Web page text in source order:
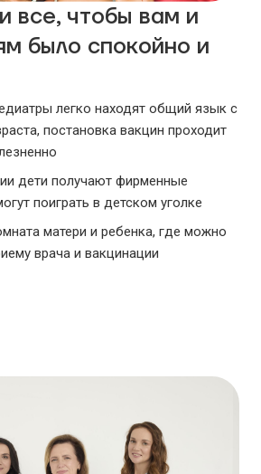
все, чтобы вам и
было спокойно и
легко находят общий язык с
постановка вакцин проходит
дети получают фирменные
поиграть в детском уголке
матери и ребенка, где можно
врача и вакцинации